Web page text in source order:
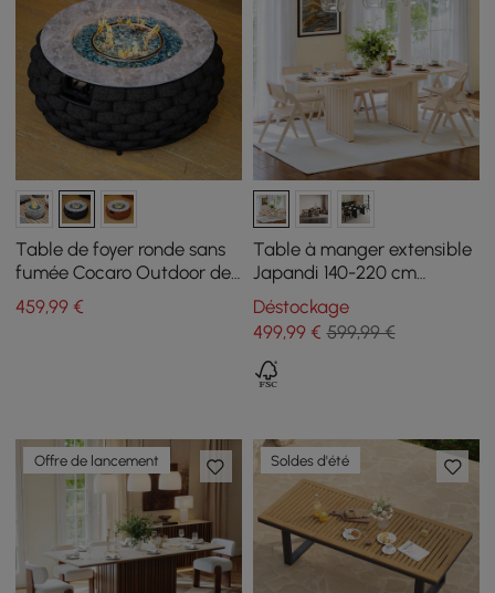
Table de foyer ronde sans
fumée Cocaro Outdoor de
69 cm au propane, gris
foncé
459,99 €
Table à manger extensible
Japandi 140-220 cm
blanchie à la chaux, 4-8
places
Déstockage
499,99€ 599,99 €
Offre de lancement Soldes d'été